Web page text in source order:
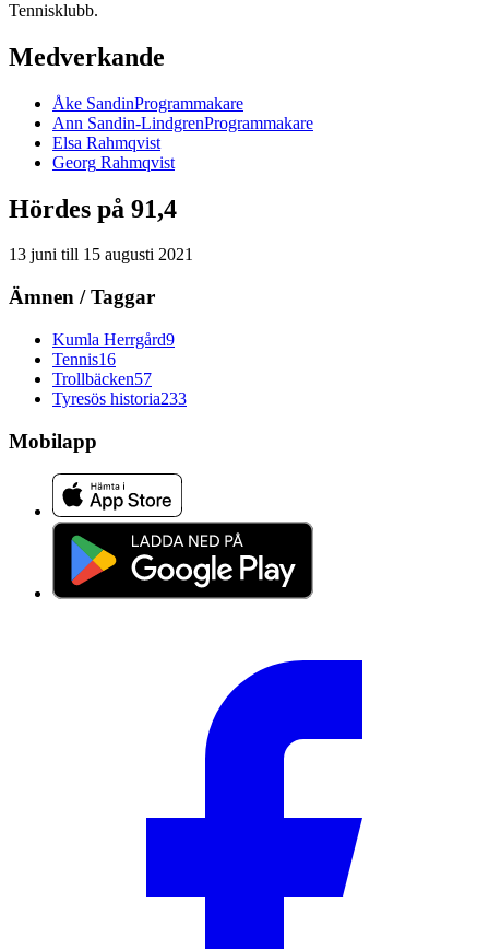
Tennisklubb.
Medverkande
Åke SandinProgrammakare
Ann Sandin-LindgrenProgrammakare
Elsa Rahmqvist
Georg Rahmqvist
Hördes på 91,4
13 juni till 15 augusti 2021
Ämnen / Taggar
Kumla Herrgård9
Tennis16
Trollbäcken57
Tyresös historia233
Mobilapp